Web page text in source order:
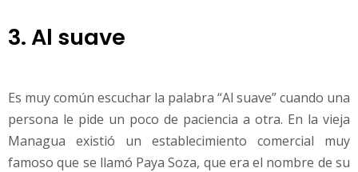
3. Al suave
Es muy común escuchar la palabra “Al suave” cuando una
persona le pide un poco de paciencia a otra. En la vieja
Managua existió un establecimiento comercial muy
famoso que se llamó Paya Soza, que era el nombre de su